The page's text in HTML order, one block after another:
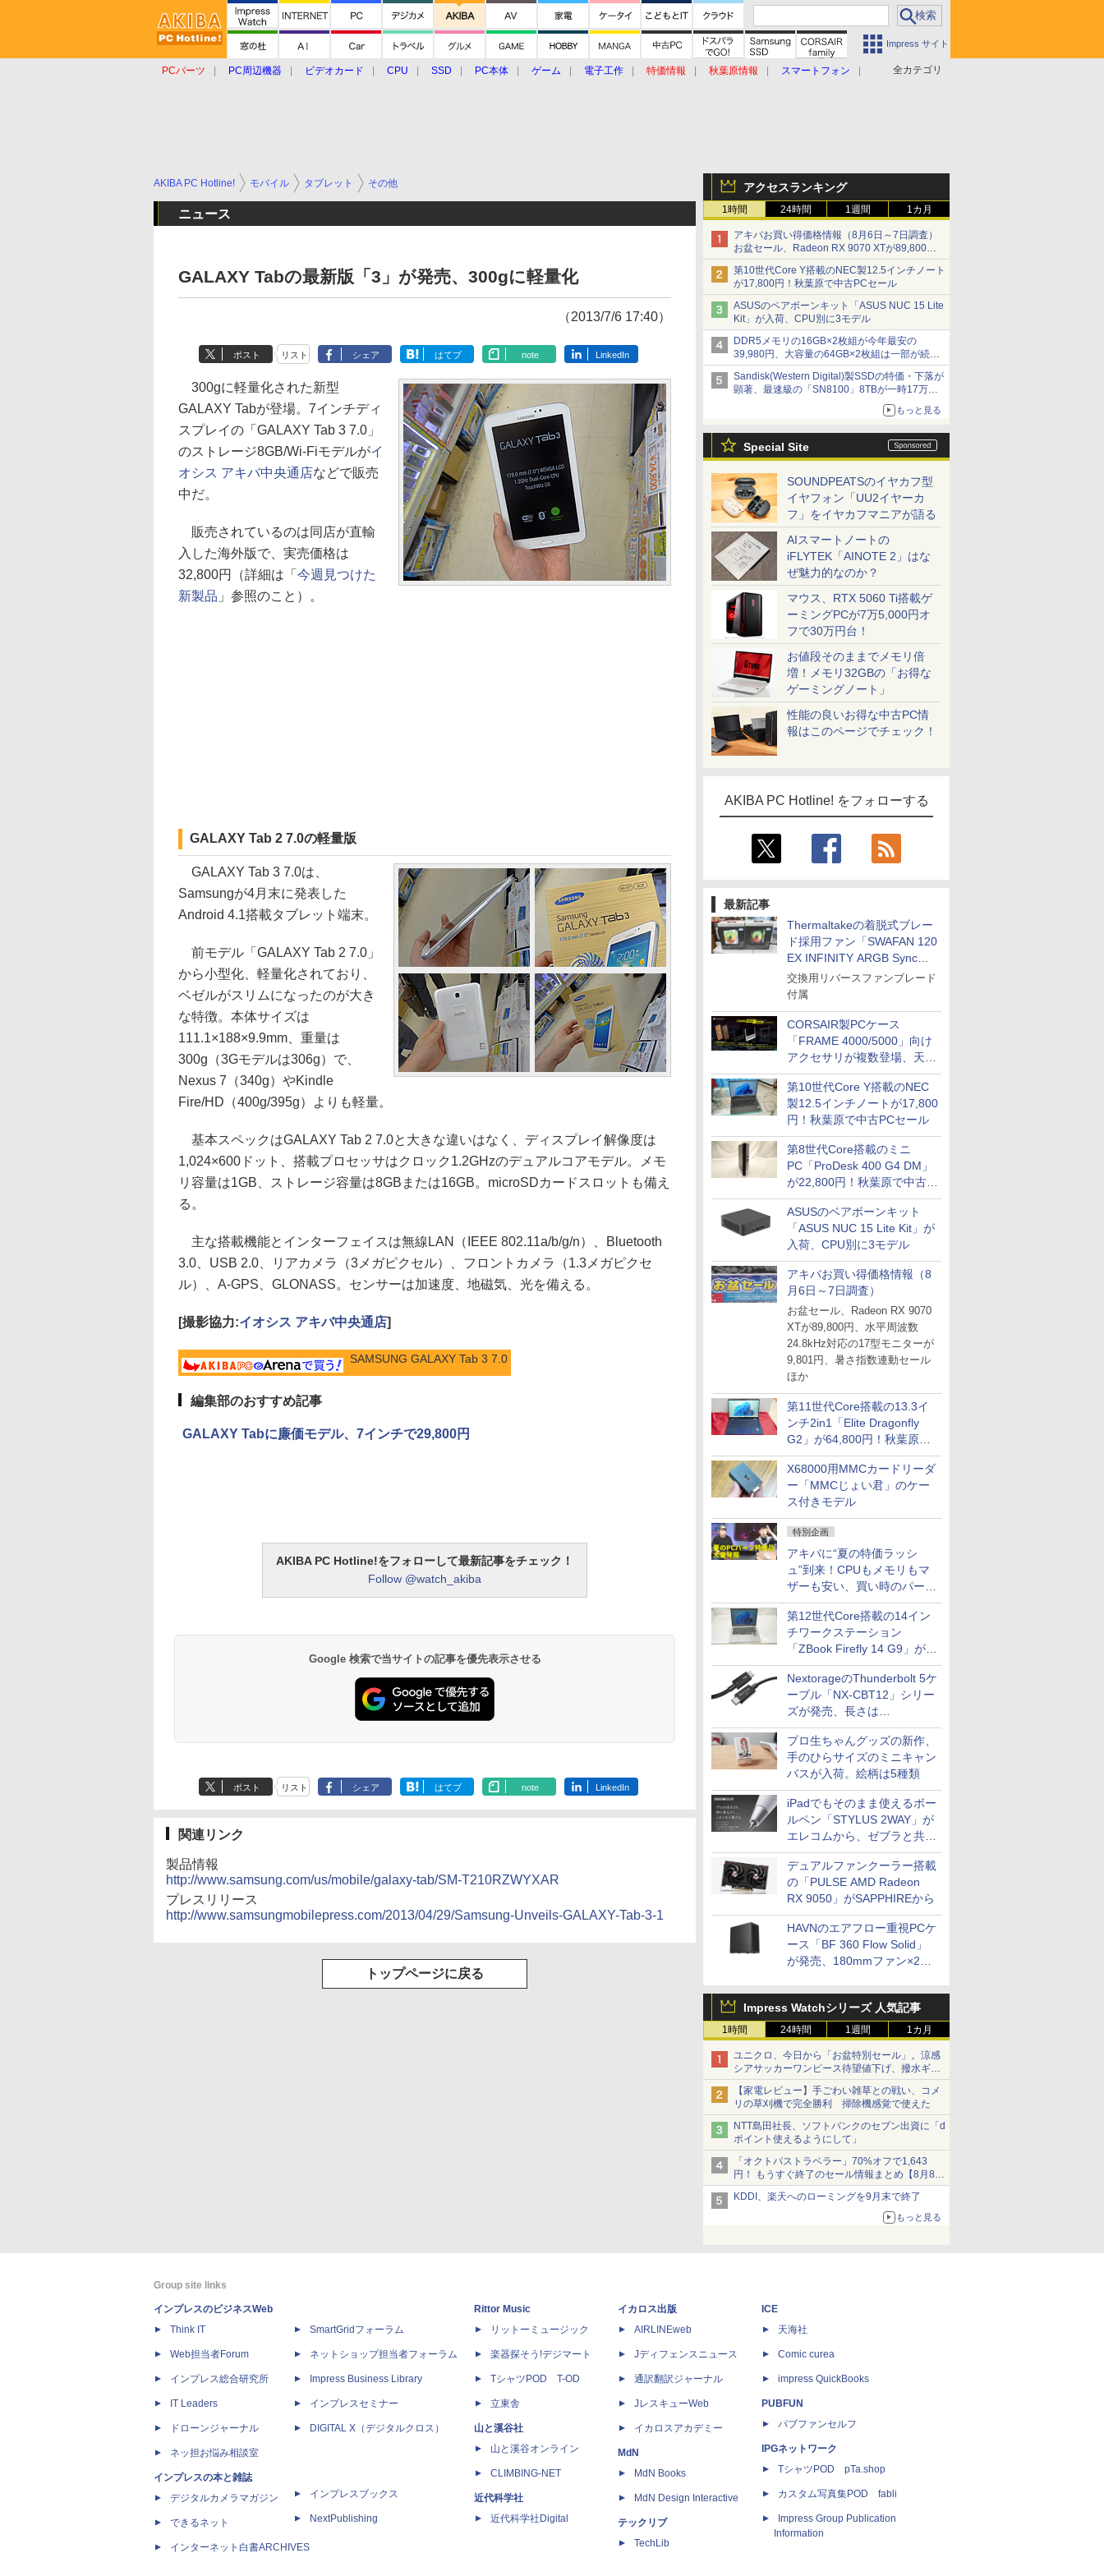
Impress サイト
全カテゴリ
PCパーツ PC周辺機器 ビデオカード CPU SSD PC本体 ゲーム 電子工作 特価情報 秋葉原情報
スマートフォン
アクセスランキング
1時間 24時間 1週間 1カ月
アキバお買い得価格情報（8月6日～7日調査）
お盆セール、Radeon RX 9070 XTが89,800
円、水平周波数24.8kHz対応の17型モニターが
9,801円、暑さ指数連動セール ほか
第10世代Core Y搭載のNEC製12.5インチノート
が17,800円！秋葉原で中古PCセール
ASUSのベアボーンキット「ASUS NUC 15 Lite
Kit」が入荷、CPU別に3モデル
DDR5メモリの16GB×2枚組が今年最安の
39,980円、大容量の64GB×2枚組は一部が続騰
[8月前半のメモリ価格]
Sandisk(Western Digital)製SSDの特価・下落が
顕著、最速級の「SN8100」8TBが一時17万円
もっと見る
Special Site
SOUNDPEATSのイヤカフ型
イヤフォン「UU2イヤーカ
フ」をイヤカフマニアが語る
AIスマートノートの
iFLYTEK「AINOTE 2」はな
ぜ魅力的なのか？
マウス、RTX 5060 Ti搭載ゲ
ーミングPCが7万5,000円オ
フで30万円台！
お値段そのままでメモリ倍
増！メモリ32GBの「お得な
ゲーミングノート」
性能の良いお得な中古PC情
報はこのページでチェック！
AKIBA PC Hotline! をフォローする
最新記事
Thermaltakeの着脱式ブレー
ド採用ファン「SWAFAN 120
EX INFINITY ARGB Sync」
に単品パッケージ
交換用リバースファンブレード
付属
CORSAIR製PCケース
「FRAME 4000/5000」向け
アクセサリが複数登場、天然
木製パネルや背面コネクタ対
応トレイなど
第10世代Core Y搭載のNEC
製12.5インチノートが17,800
円！秋葉原で中古PCセール
第8世代Core搭載のミニ
PC「ProDesk 400 G4 DM」
が22,800円！秋葉原で中古
PCセール
ASUSのベアボーンキット
「ASUS NUC 15 Lite Kit」が
入荷、CPU別に3モデル
アキバお買い得価格情報（8
月6日～7日調査）
お盆セール、Radeon RX 9070
XTが89,800円、水平周波数
24.8kHz対応の17型モニターが
9,801円、暑さ指数連動セール
ほか
第11世代Core搭載の13.3イ
ンチ2in1「Elite Dragonfly
G2」が64,800円！秋葉原で
中古PCセール
X68000用MMCカードリーダ
ー「MMCじょい君」のケー
ス付きモデル
特別企画
アキバに“夏の特価ラッシ
ュ”到来！CPUもメモリもマ
ザーも安い、買い時のパーツ
は？【8月7日(金)22時配信】
第12世代Core搭載の14イン
チワークステーション
「ZBook Firefly 14 G9」が
79,800円！秋葉原で中古PC
セール
NextorageのThunderbolt 5ケ
ーブル「NX-CBT12」シリー
ズが発売、長さは
30cm/50cm/1mの3種類
プロ生ちゃんグッズの新作、
手のひらサイズのミニキャン
バスが入荷。絵柄は5種類
iPadでもそのまま使えるボー
ルペン「STYLUS 2WAY」が
エレコムから、ゼブラと共同
開発
デュアルファンクーラー搭載
の「PULSE AMD Radeon
RX 9050」がSAPPHIREから
HAVNのエアフロー重視PCケ
ース「BF 360 Flow Solid」
が発売、180mmファン×2搭
Impress Watchシリーズ 人気記事
1時間 24時間 1週間 1カ月
ユニクロ、今日から「お盆特別セール」。涼感
シアサッカーワンピース待望値下げ、撥水ギア
ショーツは1990円に
【家電レビュー】手ごわい雑草との戦い、コメ
リの草刈機で完全勝利 掃除機感覚で使えた
NTT島田社長、ソフトバンクのセブン出資に「d
ポイント使えるようにして」
「オクトパストラベラー」70%オフで1,643
円！ もうすぐ終了のセール情報まとめ【8月8日
更新】
ニンテンドーeショップでは「大神 絶景版」が
KDDI、楽天へのローミングを9月末で終了
もっと見る
AKIBA PC Hotline! モバイル タブレット その他
ニュース
GALAXY Tabの最新版「3」が発売、300gに軽量化
（2013/7/6 17:40）
ポスト リスト シェア はてブ note LinkedIn
300gに軽量化された新型
GALAXY Tabが登場。7インチディ
スプレイの「GALAXY Tab 3 7.0」
のストレージ8GB/Wi-Fiモデルがイ
オシス アキバ中央通店などで販売
中だ。
販売されているのは同店が直輸
入した海外版で、実売価格は
32,800円（詳細は「 今週見つけた
新製品 」参照のこと）。
GALAXY Tab 2 7.0の軽量版
GALAXY Tab 3 7.0は、
Samsungが4月末に発表した
Android 4.1搭載タブレット端末。
前モデル「GALAXY Tab 2 7.0」
から小型化、軽量化されており、
ベゼルがスリムになったのが大き
な特徴。本体サイズは
111.1×188×9.9mm、重量は
300g（3Gモデルは306g）で、
Nexus 7（340g）やKindle
Fire/HD（400g/395g）よりも軽量。
基本スペックはGALAXY Tab 2 7.0と大きな違いはなく、ディスプレイ解像度は
1,024×600ドット、搭載プロセッサはクロック1.2GHzのデュアルコアモデル。メモ
リ容量は1GB、ストレージ容量は8GBまたは16GB。microSDカードスロットも備え
る。
主な搭載機能とインターフェイスは無線LAN（IEEE 802.11a/b/g/n）、Bluetooth
3.0、USB 2.0、リアカメラ（3メガピクセル）、フロントカメラ（1.3メガピクセ
ル）、A-GPS、GLONASS。センサーは加速度、地磁気、光を備える。
[撮影協力:イオシス アキバ中央通店]
SAMSUNG GALAXY Tab 3 7.0
編集部のおすすめ記事
GALAXY Tabに廉価モデル、7インチで29,800円
AKIBA PC Hotline!をフォローして最新記事をチェック！
Follow @watch_akiba
Google 検索で当サイトの記事を優先表示させる
ポスト リスト シェア はてブ note LinkedIn
関連リンク
製品情報
http://www.samsung.com/us/mobile/galaxy-tab/SM-T210RZWYXAR
プレスリリース
http://www.samsungmobilepress.com/2013/04/29/Samsung-Unveils-GALAXY-Tab-3-1
トップページに戻る
Group site links
インプレスのビジネスWeb
Think IT
Web担当者Forum
インプレス総合研究所
IT Leaders
ドローンジャーナル
ネッ担お悩み相談室
インプレスの本と雑誌
デジタルカメラマガジン
できるネット
インターネット白書ARCHIVES
SmartGridフォーラム
ネットショップ担当者フォーラム
Impress Business Library
インプレスセミナー
DIGITAL X（デジタルクロス）
インプレスブックス
NextPublishing
Rittor Music
リットーミュージック
楽器探そう!デジマート
TシャツPOD T-OD
立東舎
山と溪谷社
山と溪谷オンライン
CLIMBING-NET
近代科学社
近代科学社Digital
イカロス出版
AIRLINEweb
Jディフェンスニュース
通訳翻訳ジャーナル
JレスキューWeb
イカロスアカデミー
MdN
MdN Books
MdN Design Interactive
テックリブ
TechLib
ICE
天海社
Comic curea
impress QuickBooks
PUBFUN
パブファンセルフ
IPGネットワーク
TシャツPOD pTa.shop
カスタム写真集POD fabli
Impress Group Publication
Information